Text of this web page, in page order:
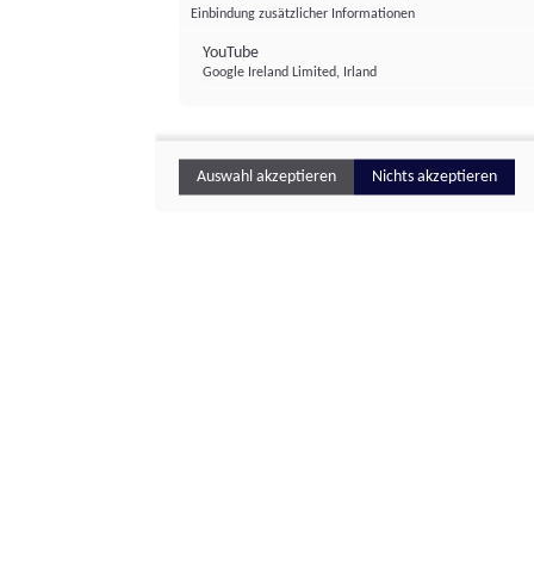
Einbindung zusätzlicher Informationen
YouTube
Google Ireland Limited, Irland
Auswahl akzeptieren Nichts akzeptieren